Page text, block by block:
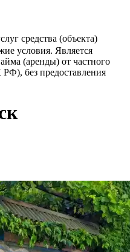
средства (объекта)
условия. Является
(аренды) от частного
без предоставления